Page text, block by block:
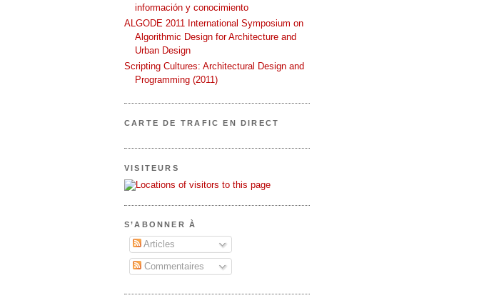
información y conocimiento
ALGODE 2011 International Symposium on
Algorithmic Design for Architecture and
Urban Design
Scripting Cultures: Architectural Design and
Programming (2011)
CARTE DE TRAFIC EN DIRECT
VISITEURS
S’ABONNER À
Articles
Commentaires